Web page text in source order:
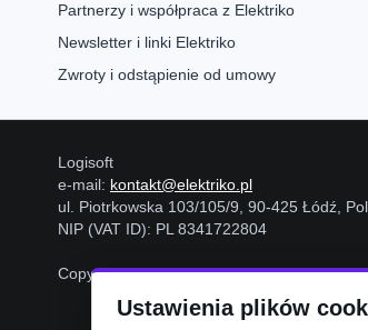
Partnerzy i współpraca z Elektriko
Newsletter i linki Elektriko
Zwroty i odstąpienie od umowy
Logisoft
e-mail: kontakt@elektriko.pl
ul. Piotrkowska 103/105/9, 90-425 Łódź,
NIP (VAT ID): PL 8341722804
Copyright © 2006-2026Logisoft
Ustawienia plików